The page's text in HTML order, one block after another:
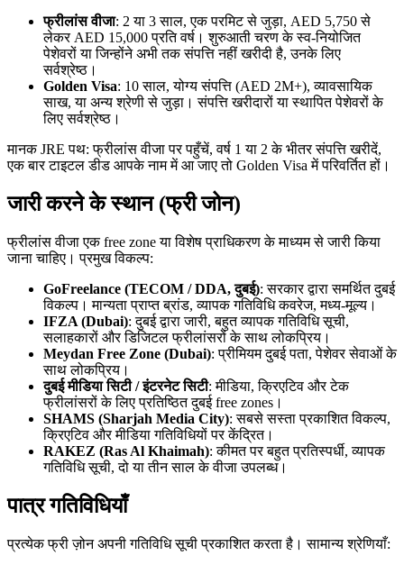
फ्रीलांस वीजा: 2 या 3 साल, एक परमिट से जुड़ा, AED 5,750 से
लेकर AED 15,000 प्रति वर्ष। शुरुआती चरण के स्व-नियोजित
पेशेवरों या जिन्होंने अभी तक संपत्ति नहीं खरीदी है, उनके लिए
सर्वश्रेष्ठ।
Golden Visa: 10 साल, योग्य संपत्ति (AED 2M+), व्यावसायिक
साख, या अन्य श्रेणी से जुड़ा। संपत्ति खरीदारों या स्थापित पेशेवरों के
लिए सर्वश्रेष्ठ।
मानक JRE पथ: फ्रीलांस वीजा पर पहुँचें, वर्ष 1 या 2 के भीतर संपत्ति खरीदें,
एक बार टाइटल डीड आपके नाम में आ जाए तो Golden Visa में परिवर्तित हों।
जारी करने के स्थान (फ्री जोन)
फ्रीलांस वीजा एक free zone या विशेष प्राधिकरण के माध्यम से जारी किया
जाना चाहिए। प्रमुख विकल्प:
GoFreelance (TECOM / DDA, दुबई): सरकार द्वारा समर्थित दुबई
विकल्प। मान्यता प्राप्त ब्रांड, व्यापक गतिविधि कवरेज, मध्य-मूल्य।
IFZA (Dubai): दुबई द्वारा जारी, बहुत व्यापक गतिविधि सूची,
सलाहकारों और डिजिटल फ्रीलांसरों के साथ लोकप्रिय।
Meydan Free Zone (Dubai): प्रीमियम दुबई पता, पेशेवर सेवाओं के
साथ लोकप्रिय।
दुबई मीडिया सिटी / इंटरनेट सिटी: मीडिया, क्रिएटिव और टेक
फ्रीलांसरों के लिए प्रतिष्ठित दुबई free zones।
SHAMS (Sharjah Media City): सबसे सस्ता प्रकाशित विकल्प,
क्रिएटिव और मीडिया गतिविधियों पर केंद्रित।
RAKEZ (Ras Al Khaimah): कीमत पर बहुत प्रतिस्पर्धी, व्यापक
गतिविधि सूची, दो या तीन साल के वीजा उपलब्ध।
पात्र गतिविधियाँ
प्रत्येक फ्री ज़ोन अपनी गतिविधि सूची प्रकाशित करता है। सामान्य श्रेणियाँ: